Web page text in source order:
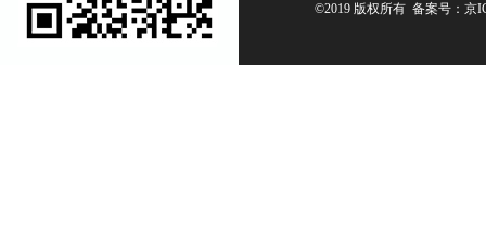
©2019 版权所有 备案号： 京